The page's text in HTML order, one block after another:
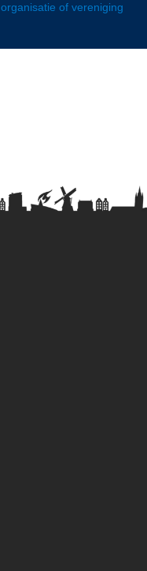
of vereniging